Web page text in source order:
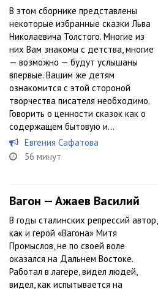
В этом сборнике представлены
некоторые избранные сказки Льва
Николаевича Толстого. Многие из
них Вам знакомы с детства, многие
— возможно — будут услышаны
впервые. Вашим же детям
ознакомится с этой стороной
творчества писателя необходимо.
Говорить о ценности сказок как о
содержащем бытовую и...
Евгения Сафатова
56 минут
Вагон — Ажаев Василий
В годы сталинских репрессий автор,
как и герой «Вагона» Митя
Промыслов, не по своей воле
оказался на Дальнем Востоке.
Работал в лагере, видел людей,
видел, как испытывается на